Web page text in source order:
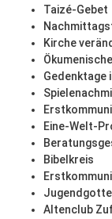
Taizé-Gebet
Kirche
Gedenktage
Eine-Welt-
Bibelkreis
Altenclub